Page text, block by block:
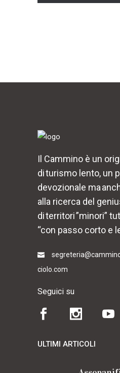
Il Cammino è un
di turismo lento, un
devozionale ma
alla ricerca del
di territori ”minori”
“con passo corto e
ciolo.com
Seguici su
ULTIMI ARTICOLI